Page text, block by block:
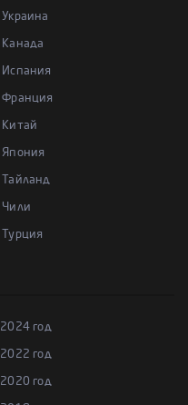
Украина
Канада
Испания
Франция
Китай
Япония
Тайланд
Чили
Турция
2024 год
2022 год
2020 год